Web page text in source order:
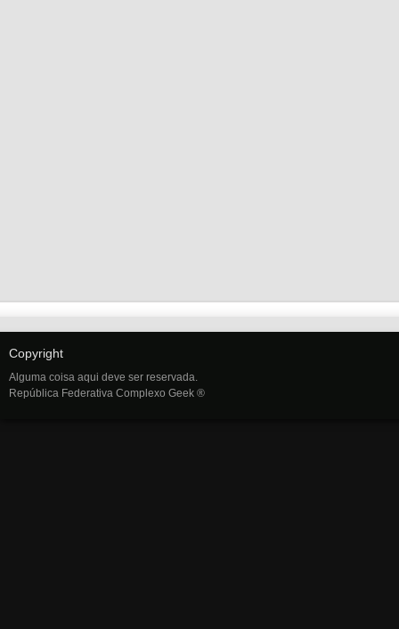
Copyright
Alguma coisa aqui deve ser reservada.
República Federativa Complexo Geek ®